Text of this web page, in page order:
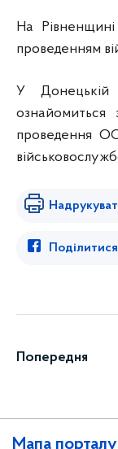
На
проведенням
У Донецькій
проведення
Поділитися
Попередня
Мапа порталу